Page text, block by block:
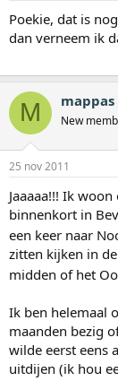
Poekie, dat is
dan verneem ik
M mappas
New
25 nov 2011
Jaaaaa!!! Ik
binnenkort in
een keer naar
zitten kijken in
midden of het
Ik ben helemaal
maanden bezig
wilde eerst eens
uitdijen (ik hou